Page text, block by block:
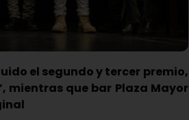
el segundo y tercer premio,
mientras que bar Plaza Mayor